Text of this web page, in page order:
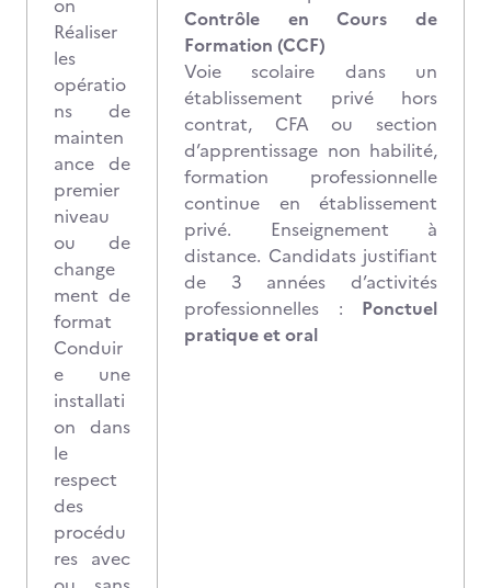
on
Réaliser
les
opératio
ns de
mainten
ance de
premier
niveau
ou de
change
ment de
format
Conduir
e une
installati
on dans
le
respect
des
procédu
res avec
Contrôle en Cours de
Formation (CCF)
Voie scolaire dans un
établissement privé hors
contrat, CFA ou section
d’apprentissage non habilité,
formation professionnelle
continue en établissement
privé. Enseignement à
distance. Candidats justifiant
de 3 années d’activités
professionnelles : Ponctuel
pratique et oral